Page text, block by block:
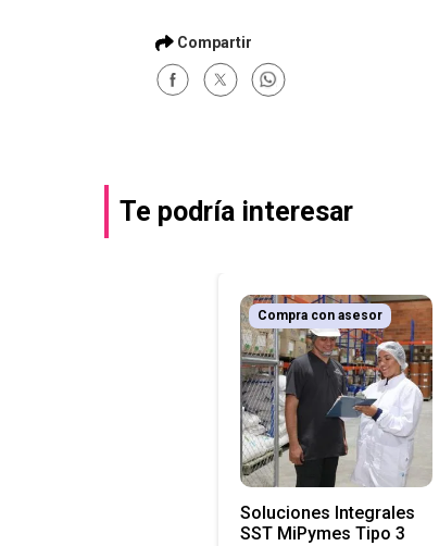
Te podría interesar
Soluciones Integrales
SST MiPymes Tipo 3
Compra con asesor